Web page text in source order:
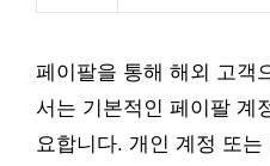
페이팔을 통해 해외 고객
서는 기본적인 페이팔 계
요합니다. 개인 계정 또